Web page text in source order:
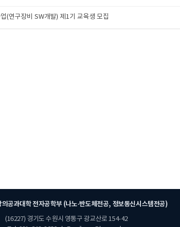
(연구장비 SW개발) 제1기 교육생 모집
의공과대학 전자공학부 (나노·반도체전공, 정보통신시스템전공)
(16227) 경기도 수원시 영통구 광교산로 154-42